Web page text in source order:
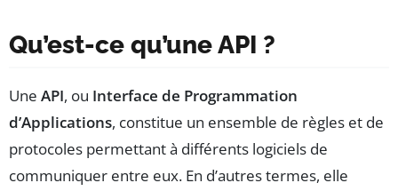
Qu’est-ce qu’une API ?
Une API, ou Interface de Programmation
d’Applications, constitue un ensemble de règles et de
protocoles permettant à différents logiciels de
communiquer entre eux. En d’autres termes, elle